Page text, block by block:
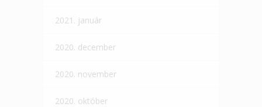
2021. január
2020. december
2020. november
2020. október